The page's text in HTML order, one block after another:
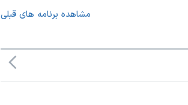
مشاهده برنامه های قبلی